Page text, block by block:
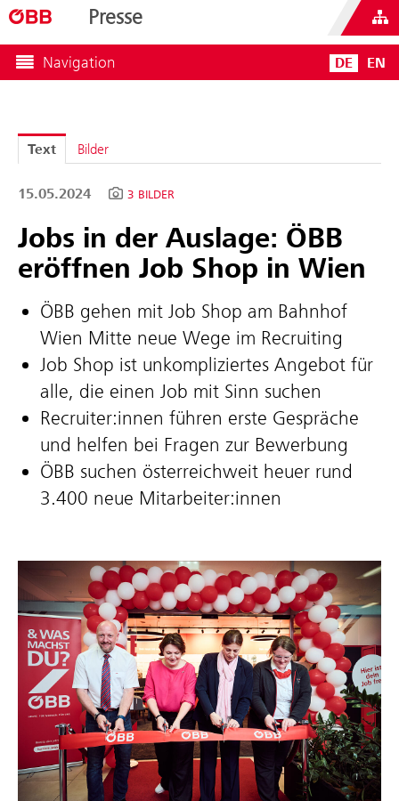
Presse
Navigation DE EN
Text Bilder
15.05.2024 3 BILDER
Jobs in der Auslage: ÖBB
eröffnen Job Shop in Wien
ÖBB gehen mit Job Shop am Bahnhof
Wien Mitte neue Wege im Recruiting
Job Shop ist unkompliziertes Angebot für
alle, die einen Job mit Sinn suchen
Recruiter:innen führen erste Gespräche
und helfen bei Fragen zur Bewerbung
ÖBB suchen österreichweit heuer rund
3.400 neue Mitarbeiter:innen